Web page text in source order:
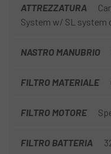
ATTREZZATURA
System w/ SL system
NASTRO MANUBRIO
FILTRO MATERIALE
FILTRO MOTORE
FILTRO BATTERIA